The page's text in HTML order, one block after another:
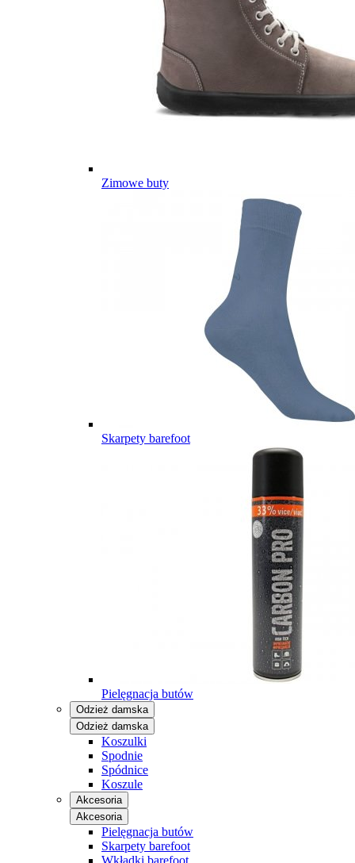
Zimowe buty
Skarpety barefoot
Pielęgnacja butów
Odzież damska
Odzież damska
Koszulki
Spodnie
Spódnice
Koszule
Akcesoria
Akcesoria
Pielęgnacja butów
Skarpety barefoot
Wkładki barefoot